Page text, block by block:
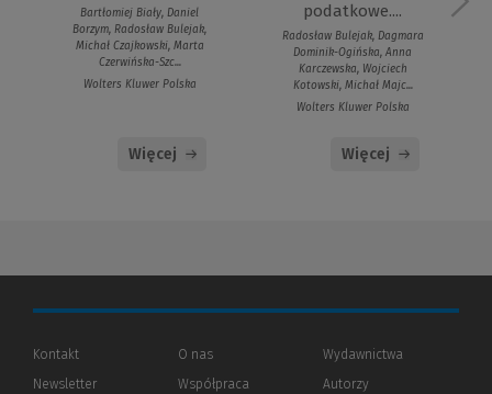
Bartłomiej Biały, Daniel
Borzym, Radosław Bulejak,
Michał Czajkowski, Marta
Czerwińska-Szc...
Wolters Kluwer Polska
Więcej
podatkowe....
Radosław Bulejak, Dagmara
Dominik-Ogińska, Anna
Karczewska, Wojciech
Kotowski, Michał Majc...
Wolters Kluwer Polska
Więcej
Kontakt
Newsletter
O nas
Współpraca
Wydawnictwa
Autorzy